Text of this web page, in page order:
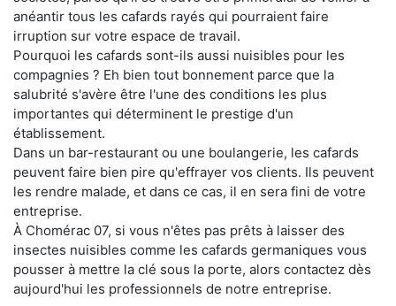
anéantir tous les cafards rayés qui pourraient faire
irruption sur votre espace de travail.
Pourquoi les cafards sont-ils aussi nuisibles pour les
compagnies ? Eh bien tout bonnement parce que la
salubrité s'avère être l'une des conditions les plus
importantes qui déterminent le prestige d'un
établissement.
Dans un bar-restaurant ou une boulangerie, les cafards
peuvent faire bien pire qu'effrayer vos clients. Ils peuvent
les rendre malade, et dans ce cas, il en sera fini de votre
entreprise.
À Chomérac 07, si vous n'êtes pas prêts à laisser des
insectes nuisibles comme les cafards germaniques vous
pousser à mettre la clé sous la porte, alors contactez dès
aujourd'hui les professionnels de notre entreprise.